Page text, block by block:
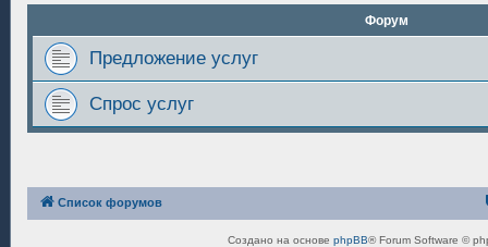
Форум
Предложение услуг
Спрос услуг
Список форумов
Создано на основе phpBB® Forum Software ©